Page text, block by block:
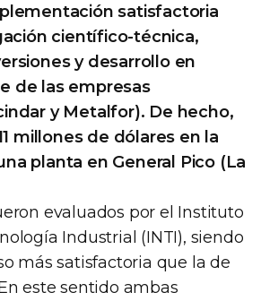
satisfactoria
científico-técnica,
y desarrollo en
de las empresas
y Metalfor). De hecho,
millones de dólares en la
planta en General Pico (La
evaluados por el Instituto
Industrial (INTI), siendo
más satisfactoria que la de
este sentido ambas